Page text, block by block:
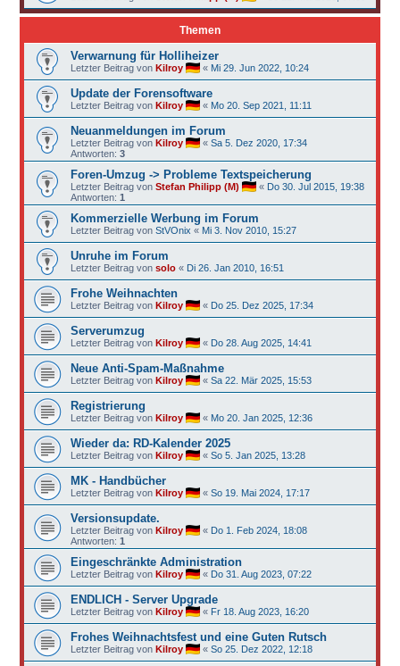
Themen
Verwarnung für Holliheizer
Letzter Beitrag von Kilroy « Mi 29. Jun 2022, 10:24
Update der Forensoftware
Letzter Beitrag von Kilroy « Mo 20. Sep 2021, 11:11
Neuanmeldungen im Forum
Letzter Beitrag von Kilroy « Sa 5. Dez 2020, 17:34
Antworten: 3
Foren-Umzug -> Probleme Textspeicherung
Letzter Beitrag von Stefan Philipp (M) « Do 30. Jul 2015, 19:38
Antworten: 1
Kommerzielle Werbung im Forum
Letzter Beitrag von StVOnix « Mi 3. Nov 2010, 15:27
Unruhe im Forum
Letzter Beitrag von solo« Di 26. Jan 2010, 16:51
Frohe Weihnachten
Letzter Beitrag von Kilroy « Do 25. Dez 2025, 17:34
Serverumzug
Letzter Beitrag von Kilroy « Do 28. Aug 2025, 14:41
Neue Anti-Spam-Maßnahme
Letzter Beitrag von Kilroy « Sa 22. Mär 2025, 15:53
Registrierung
Letzter Beitrag von Kilroy « Mo 20. Jan 2025, 12:36
Wieder da: RD-Kalender 2025
Letzter Beitrag von Kilroy « So 5. Jan 2025, 13:28
MK - Handbücher
Letzter Beitrag von Kilroy « So 19. Mai 2024, 17:17
Versionsupdate.
Letzter Beitrag von Kilroy « Do 1. Feb 2024, 18:08
Antworten: 1
Eingeschränkte Administration
Letzter Beitrag von Kilroy « Do 31. Aug 2023, 07:22
ENDLICH - Server Upgrade
Letzter Beitrag von Kilroy « Fr 18. Aug 2023, 16:20
Frohes Weihnachtsfest und eine Guten Rutsch
Letzter Beitrag von Kilroy « So 25. Dez 2022, 12:18